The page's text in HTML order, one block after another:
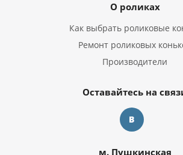
О роликах
Как выбрать роликовые
Ремонт роликовых
Производители
Оставайтесь на
м. Пушкинская